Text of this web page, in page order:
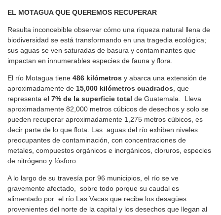
EL MOTAGUA QUE QUEREMOS RECUPERAR
Resulta inconcebible observar cómo una riqueza natural llena de
biodiversidad se está transformando en una tragedia ecológica;
sus aguas se ven saturadas de basura y contaminantes que
impactan en innumerables especies de fauna y flora.
El río Motagua tiene 486 kilómetros y abarca una extensión de
aproximadamente de 15,000 kilómetros cuadrados , que
representa el 7% de la superficie total de Guatemala. Lleva
aproximadamente 82,000 metros cúbicos de desechos y solo se
pueden recuperar aproximadamente 1,275 metros cúbicos, es
decir parte de lo que flota. Las aguas del río exhiben niveles
preocupantes de contaminación, con concentraciones de
metales, compuestos orgánicos e inorgánicos, cloruros, especies
de nitrógeno y fósforo.
A lo largo de su travesía por 96 municipios, el río se ve
gravemente afectado, sobre todo porque su caudal es
alimentado por el río Las Vacas que recibe los desagües
provenientes del norte de la capital y los desechos que llegan al